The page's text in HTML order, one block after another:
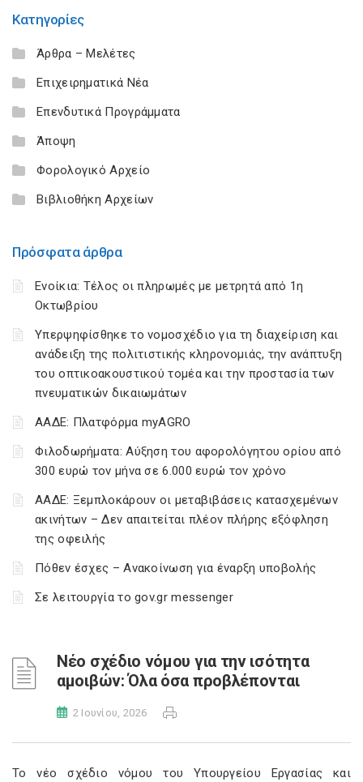
Κατηγορίες
Άρθρα – Μελέτες
Επιχειρηματικά Νέα
Επενδυτικά Προγράμματα
Άποψη
Φορολογικό Αρχείο
Βιβλιοθήκη Αρχείων
Πρόσφατα άρθρα
Ενοίκια: Τέλος οι πληρωμές με μετρητά από 1η
Οκτωβρίου
Υπερψηφίσθηκε το νομοσχέδιο για τη διαχείριση και
ανάδειξη της πολιτιστικής κληρονομιάς, την ανάπτυξη
του οπτικοακουστικού τομέα και την προστασία των
πνευματικών δικαιωμάτων
ΑΑΔΕ: Πλατφόρμα myAGRO
Φιλοδωρήματα: Αύξηση του αφορολόγητου ορίου από
300 ευρώ τον μήνα σε 6.000 ευρώ τον χρόνο
ΑΑΔΕ: Ξεμπλοκάρουν οι μεταβιβάσεις κατασχεμένων
ακινήτων – Δεν απαιτείται πλέον πλήρης εξόφληση
της οφειλής
Πόθεν έσχες – Ανακοίνωση για έναρξη υποβολής
Σε λειτουργία το gov.gr messenger
Νέο σχέδιο νόμου για την ισότητα
αμοιβών: Όλα όσα προβλέπονται
2 Ιουνίου, 2026
Το νέο σχέδιο νόμου του Υπουργείου Εργασίας και